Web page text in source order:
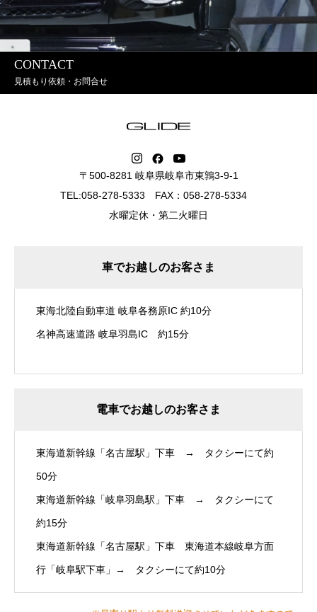
CONTACT
見積もり依頼・お問合せ
〒500-8281 岐阜県岐阜市東鶉3-9-1
TEL:058-278-5333 FAX：058-278-5334
水曜定休・第二火曜日
車でお越しのお客さま
東海北陸自動車道 岐阜各務原IC 約10分
名神高速道路 岐阜羽島IC 約15分
電車でお越しのお客さま
東海道新幹線「名古屋駅」下車 → タクシーにて約
50分
東海道新幹線「岐阜羽島駅」下車 → タクシーにて
約15分
東海道新幹線「名古屋駅」下車 東海道本線岐阜方面
行「岐阜駅下車」→ タクシーにて約10分